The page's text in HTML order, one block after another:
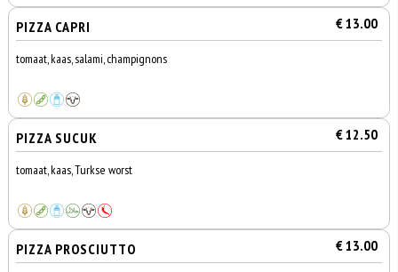
PIZZA CAPRI € 13.00
tomaat, kaas, salami, champignons
PIZZA SUCUK € 12.50
tomaat, kaas, Turkse worst
PIZZA PROSCIUTTO € 13.00